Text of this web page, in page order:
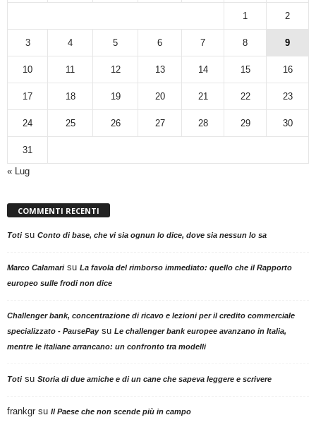
1 2
3 4 5 6 7 8 9
10 11 12 13 14 15 16
17 18 19 20 21 22 23
24 25 26 27 28 29 30
31
« Lug
COMMENTI RECENTI
Totisu Conto di base, che vi sia ognun lo dice, dove sia nessun lo sa
Marco Calamarisu La favola del rimborso immediato: quello che il Rapporto
europeo sulle frodi non dice
Challenger bank, concentrazione di ricavo e lezioni per il credito commerciale
specializzato - PausePaysu Le challenger bank europee avanzano in Italia,
mentre le italiane arrancano: un confronto tra modelli
Totisu Storia di due amiche e di un cane che sapeva leggere e scrivere
frankgr su Il Paese che non scende più in campo